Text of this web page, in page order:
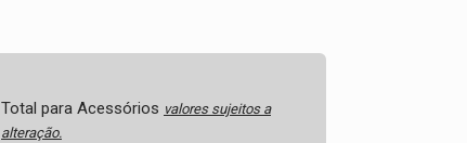
Total para Acessórios valores sujeitos a
alteração.